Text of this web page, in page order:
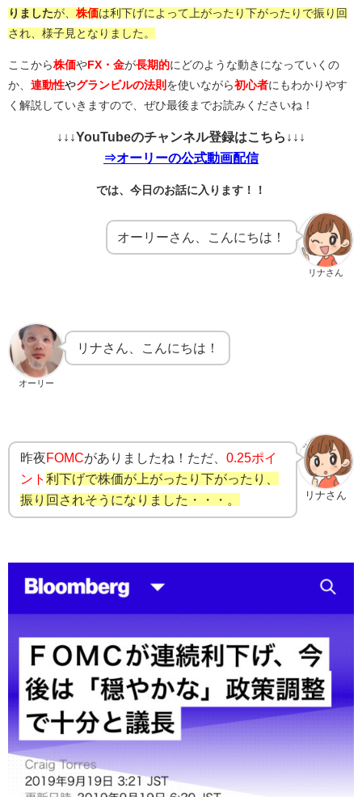
りましたが、 株価は利下げによって上がったり下がったりで振り回
され、様子見となりました。
ここから株価や FX・金が長期的にどのような動きになっていくの
か、 連動性やグランビルの法則 を使いながら初心者にもわかりやす
く解説していきますので、ぜひ最後までお読みくださいね！
↓↓↓YouTubeのチャンネル登録はこちら↓↓↓
⇒オーリーの公式動画配信
では、今日のお話に入ります！！
リナさん
オーリーさん、こんにちは！
オーリー
リナさん、こんにちは！
リナさん
昨夜FOMCがありましたね！ただ、 0.25ポイ
ント 利下げで株価が上がったり下がったり、
振り回されそうになりました・・・。